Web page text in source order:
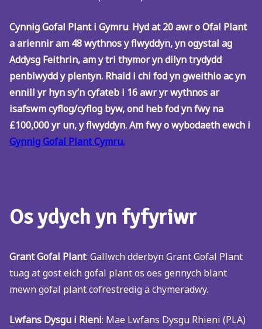
Cynnig Gofal Plant i Gymru: Hyd at 20 awr o Ofal Plant
a ariennir am 48 wythnos y flwyddyn, yn ogystal ag
Addysg Feithrin, am y tri thymor yn dilyn trydydd
penblwydd y plentyn. Rhaid i chi fod yn gweithio ac yn
ennill yr hyn sy’n cyfateb i 16 awr yr wythnos ar
isafswm cyflog/cyflog byw, ond heb fod yn fwy na
£100,000 yr un, y flwyddyn. Am fwy o wybodaeth ewch i
Gynnig Gofal Plant Cymru.
Os ydych yn fyfyriwr
Grant Gofal Plant: Gallwch dderbyn Grant Gofal Plant
tuag at gost eich gofal plant os oes gennych blant
mewn gofal plant cofrestredig a chymeradwy.
Lwfans Dysgu i Rieni: Mae Lwfans Dysgu Rhieni (PLA)